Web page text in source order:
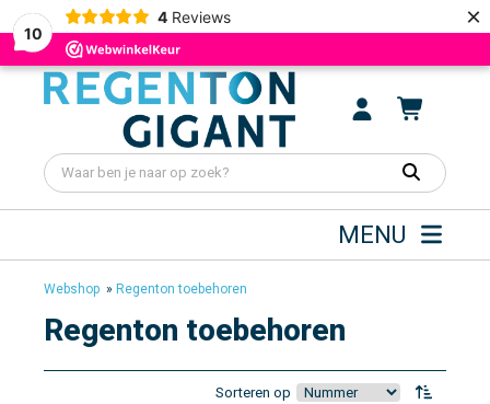
10
4 Reviews ×
MENU
Webshop » Regenton toebehoren
Regenton toebehoren
Sorteren op